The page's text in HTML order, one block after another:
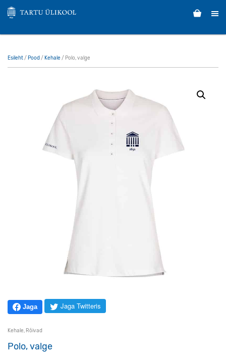
Esileht/ Pood / Kehale / Polo, valge
Jaga Jaga Twitteris
Kehale, Rõivad
Polo, valge